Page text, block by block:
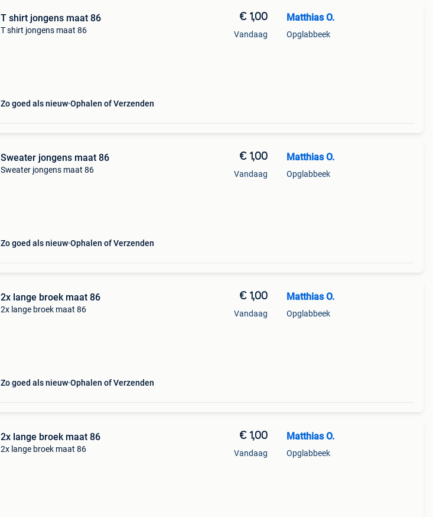
T shirt jongens maat 86
T shirt jongens maat 86
Zo goed als nieuw Ophalen of Verzenden
€ 1,00
Vandaag
Matthias O.
Opglabbeek
Sweater jongens maat 86
Sweater jongens maat 86
Zo goed als nieuw Ophalen of Verzenden
€ 1,00
Vandaag
Matthias O.
Opglabbeek
2x lange broek maat 86
2x lange broek maat 86
Zo goed als nieuw Ophalen of Verzenden
€ 1,00
Vandaag
Matthias O.
Opglabbeek
2x lange broek maat 86
2x lange broek maat 86
€ 1,00
Vandaag
Matthias O.
Opglabbeek